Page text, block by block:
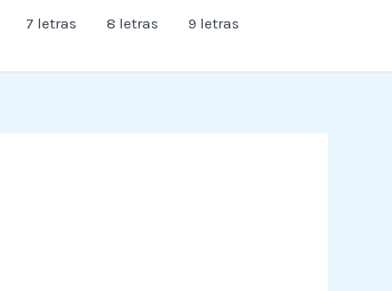
7 letras 8 letras
9 letras